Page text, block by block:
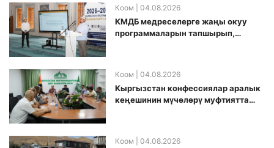
Коом | 04.08.2026
КМДБ медреселерге жаңы окуу
программаларын тапшырып,
Коом | 04.08.2026
Кыргызстан конфессиялар аралык
кеӊешинин мүчөлөрү муфтиятта
Коом | 04.08.2026